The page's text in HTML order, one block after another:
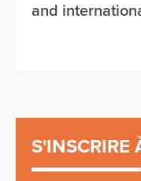
and
S'INSCRIRE